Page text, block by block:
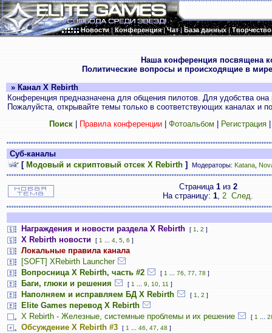
Новости|Конференция|Чат|База данных|Творчество
Наша конференция посвящена
Политические вопросы и происходящие в
» Канал X Rebirth
Конференция предназначена для общения пилотов. Для удобства
Пожалуйста, открывайте темы только в соответствующих каналах и
Поиск| Правила конференции| Фотоальбом Регистрация
Суб-каналы
[ Модовый и скриптовый отсек X Rebirth ] Модераторы: Katana
Страница 1из 2
На страницу: 1, 2 След.
Награждения и новости раздела X Rebirth [ 1 2 ]
X Rebirth новости [ 1 4 5 6 ]
Локальные правила канала
[SOFT] XRebirth Launcher
Вопросница X Rebirth, часть #2
[ 1 76 77 78 ]
Баги, глюки и решения [ 1 9 10 11 ]
Наполняем и исправляем БД X Rebirth [ 1 2 ]
Elite Games перевод X Rebirth
X Rebirth - Железные, системные проблемы и их решение
[ 1
Обсуждение X Rebirth #3 [ 1 46 47 48 ]